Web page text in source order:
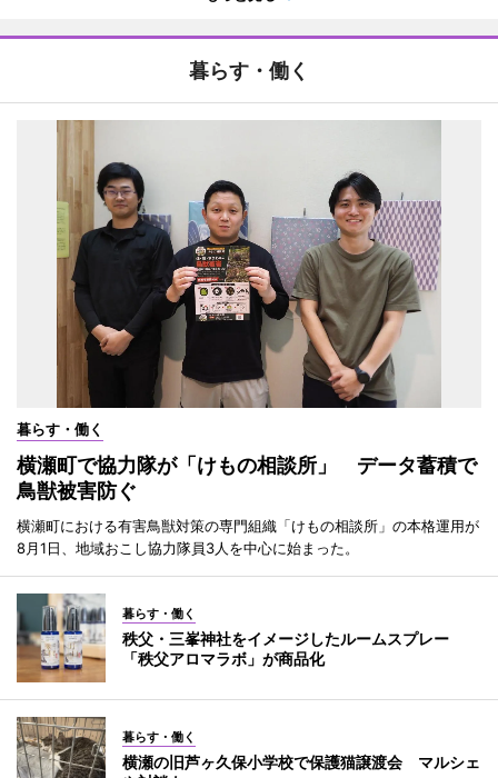
暮らす・働く
暮らす・働く
横瀬町で協力隊が「けもの相談所」 データ蓄積で
鳥獣被害防ぐ
横瀬町における有害鳥獣対策の専門組織「けもの相談所」の本格運用が
8月1日、地域おこし協力隊員3人を中心に始まった。
暮らす・働く
秩父・三峯神社をイメージしたルームスプレー
「秩父アロマラボ」が商品化
暮らす・働く
横瀬の旧芦ヶ久保小学校で保護猫譲渡会 マルシェ